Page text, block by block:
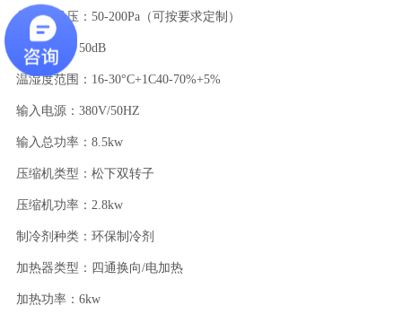
外机静风压：50-200Pa（可按要求定制）
机组噪音：50dB
温湿度范围：16-30°C+1C40-70%+5%
输入电源：380V/50HZ
输入总功率：8.5kw
压缩机类型：松下双转子
压缩机功率：2.8kw
制冷剂种类：环保制冷剂
加热器类型：四通换向/电加热
加热功率：6kw